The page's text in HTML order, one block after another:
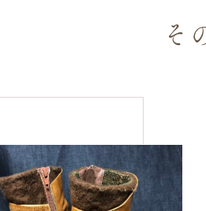
クリ
リフォー
レザーメ
そ